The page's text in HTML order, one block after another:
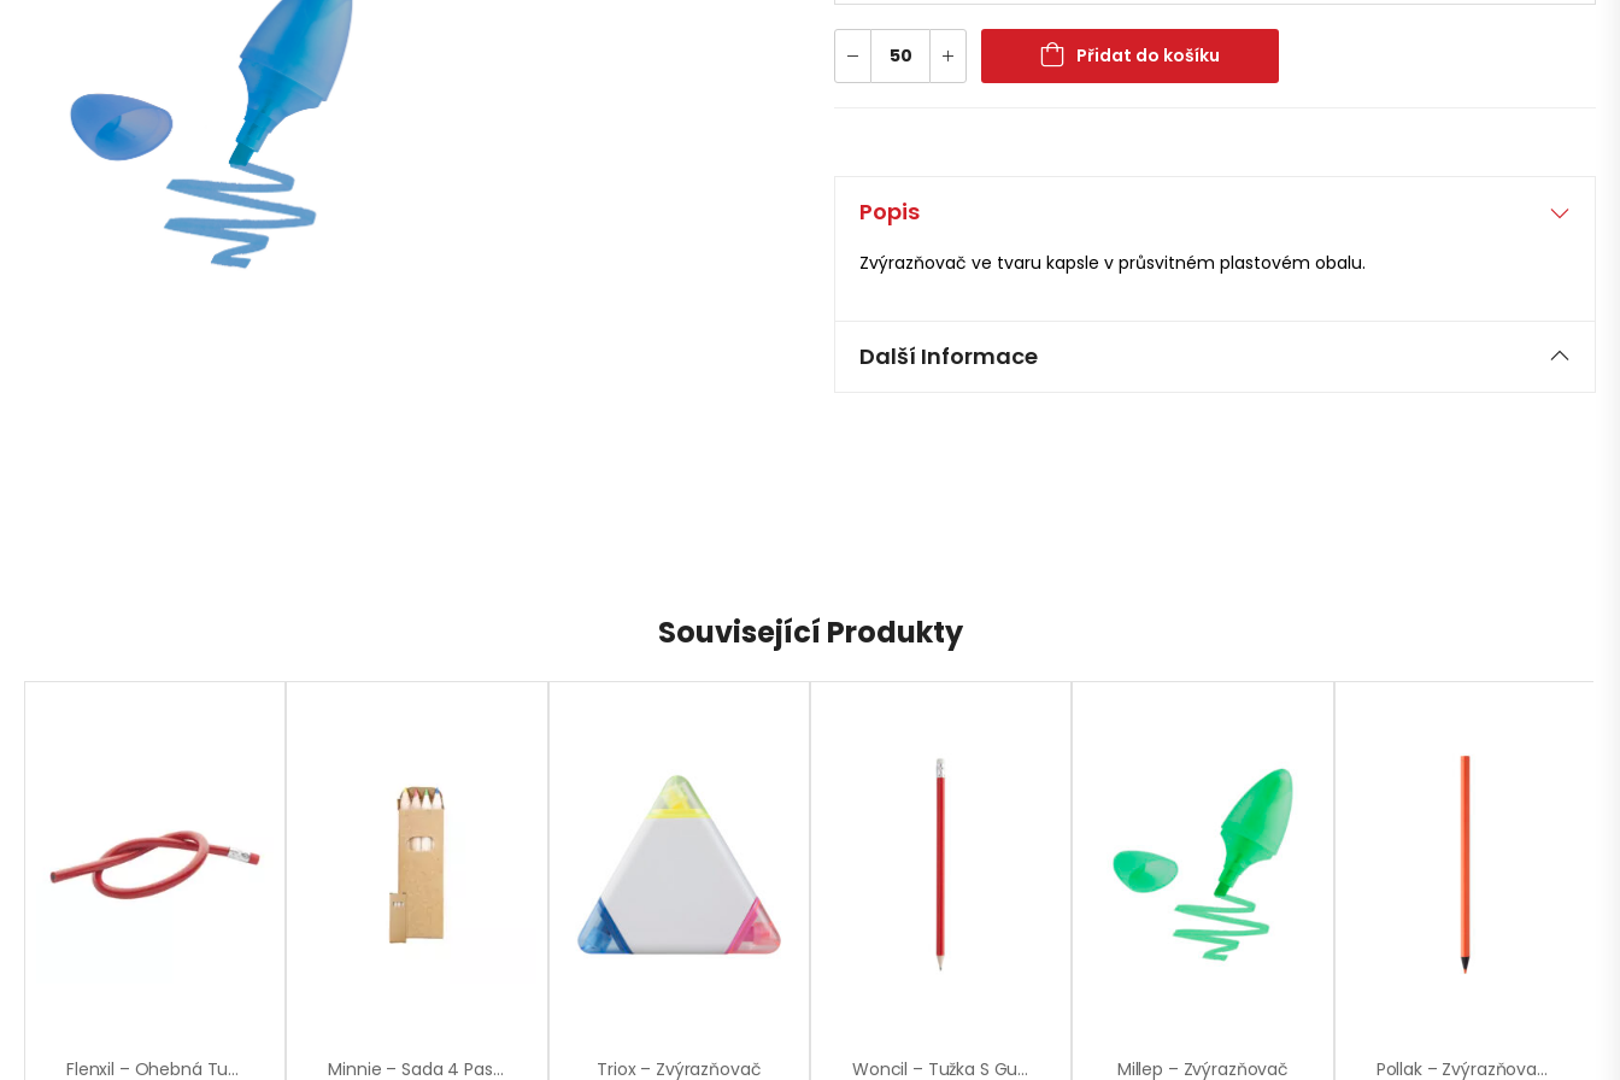
Přidat do košíku
Popis
Zvýrazňovač ve tvaru kapsle v průsvitném plastovém obalu.
Další Informace
Související Produkty
Flenxil – Ohebná Tužka Minnie – Sada 4 Pastelek Triox – Zvýrazňovač Woncil – Tužka S Gumou Millep – Zvýrazňovač Pollak – Zvýrazňovací Tužka